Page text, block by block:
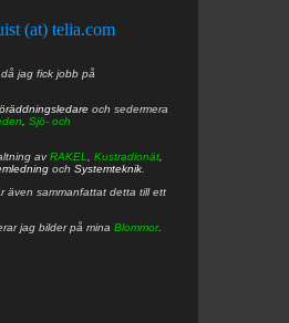
(at) telia.com
jag fick jobb på
och sedermera
Sjö- och
avRAKEL Kustradionät
och Systemteknik
även sammanfattat detta till ett
jag bilder på mina Blommor.